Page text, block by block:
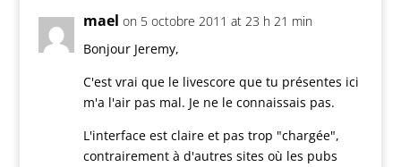
mael on 5 octobre 2011 at 23 h 21 min
Bonjour Jeremy,
C'est vrai que le livescore que tu présentes ici
m'a l'air pas mal. Je ne le connaissais pas.
L'interface est claire et pas trop "chargée",
contrairement à d'autres sites où les pubs